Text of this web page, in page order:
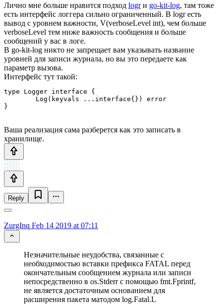
Лично мне больше нравится подход logrи go-kit-log, там тоже
есть интерфейс логгера сильно ограниченный. В logr есть
вывод с уровнем важности, V(verboseLevel int), чем больше
verboseLevel тем ниже важность сообщения и больше
сообщений у вас в логе.
В go-kit-log никто не запрещает вам указывать название
уровней для записи журнала, но вы это передаете как
параметр вызова.
Интерфейс тут такой:
type Logger interface {
Ваша реализация сама разберется как это записать в
хранилище.
Reply
ZurgInq Feb 14 2019 at 07:11
Незначительные неудобства, связанные с
необходимостью вставки префикса FATAL перед
окончательным сообщением журнала или записи
непосредственно в os.Stderr с помощью fmt.Fprintf,
не является достаточным основанием для
расширения пакета матодом log.Fatal.L